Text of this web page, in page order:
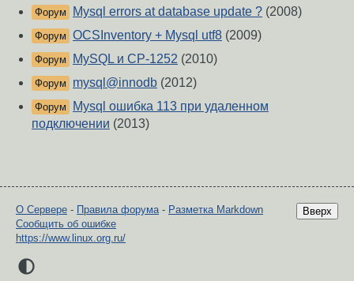
Форум Mysql errors at database update ? (2008)
Форум OCSInventory + Mysql utf8 (2009)
Форум MySQL и CP-1252 (2010)
Форум mysql@innodb (2012)
Форум
Mysql ошибка 113 при удаленном
подключении (2013)
Вверх
О Сервере - Правила форума- Разметка Markdown
Сообщить об ошибке
https://www.linux.org.ru/